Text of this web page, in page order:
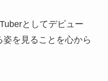
としてデビュー
を見ることを心から